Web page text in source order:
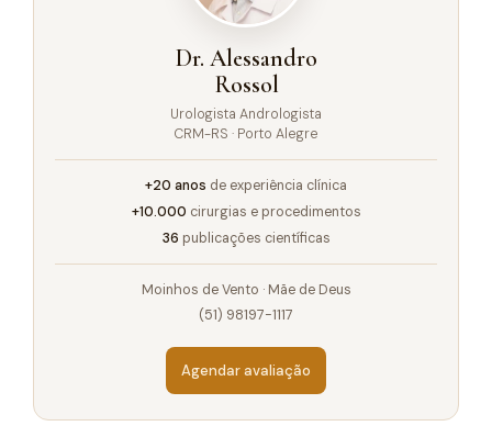
Dr. Alessandro
Rossol
Urologista Andrologista
CRM-RS · Porto Alegre
+20 anos de experiência clínica
+10.000 cirurgias e procedimentos
36 publicações científicas
Moinhos de Vento · Mãe de Deus
(51) 98197-1117
Agendar avaliação